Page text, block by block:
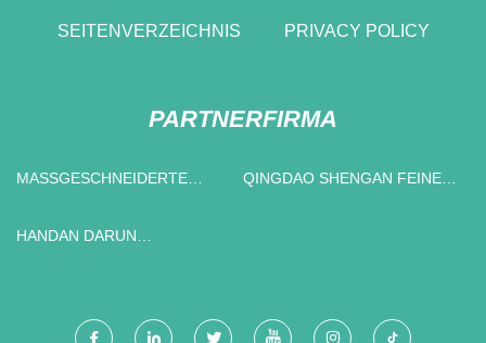
SEITENVERZEICHNIS PRIVACY POLICY
PARTNERFIRMA
MASSGESCHNEIDERTE Z
QINGDAO SHENGAN FEINE
HANDAN DARUN